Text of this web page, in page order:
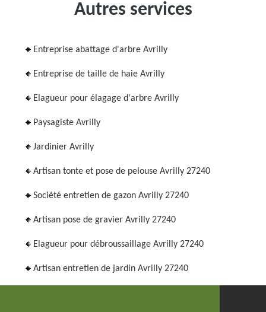
Autres services
Entreprise abattage d'arbre Avrilly
Entreprise de taille de haie Avrilly
Elagueur pour élagage d'arbre Avrilly
Paysagiste Avrilly
Jardinier Avrilly
Artisan tonte et pose de pelouse Avrilly 27240
Société entretien de gazon Avrilly 27240
Artisan pose de gravier Avrilly 27240
Elagueur pour débroussaillage Avrilly 27240
Artisan entretien de jardin Avrilly 27240